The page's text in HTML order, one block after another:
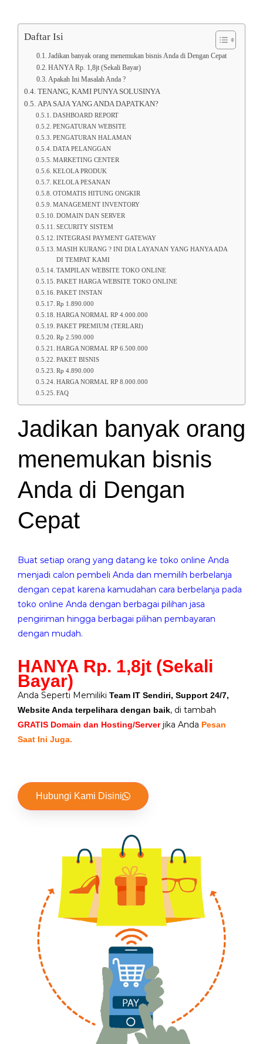
Daftar Isi
Jadikan banyak orang menemukan bisnis Anda di Dengan Cepat
HANYA Rp. 1,8jt (Sekali Bayar)
Apakah Ini Masalah Anda ?
TENANG, KAMI PUNYA SOLUSINYA
APA SAJA YANG ANDA DAPATKAN?
DASHBOARD REPORT
PENGATURAN WEBSITE
PENGATURAN HALAMAN
DATA PELANGGAN
MARKETING CENTER
KELOLA PRODUK
KELOLA PESANAN
OTOMATIS HITUNG ONGKIR
MANAGEMENT INVENTORY
DOMAIN DAN SERVER
SECURITY SISTEM
INTEGRASI PAYMENT GATEWAY
MASIH KURANG ? INI DIA LAYANAN YANG HANYA ADA
DI TEMPAT KAMI
TAMPILAN WEBSITE TOKO ONLINE
PAKET HARGA WEBSITE TOKO ONLINE
PAKET INSTAN
Rp 1.890.000
HARGA NORMAL RP 4.000.000
PAKET PREMIUM (TERLARI)
Rp 2.590.000
HARGA NORMAL RP 6.500.000
PAKET BISNIS
Rp 4.890.000
HARGA NORMAL RP 8.000.000
FAQ
Jadikan banyak orang
menemukan bisnis
Anda di Dengan
Cepat
Buat setiap orang yang datang ke toko online Anda
menjadi calon pembeli Anda dan memilih berbelanja
dengan cepat karena kamudahan cara berbelanja pada
toko online Anda dengan berbagai pilihan jasa
pengiriman hingga berbagai pilihan pembayaran
dengan mudah.
HANYA Rp. 1,8jt (Sekali
Bayar)
Anda Seperti Memiliki Team IT Sendiri, Support 24/7,
Website Anda terpelihara dengan baik, di tambah
GRATIS Domain dan Hosting/Serverjika Anda Pesan
Saat Ini Juga.
Hubungi Kami Disini